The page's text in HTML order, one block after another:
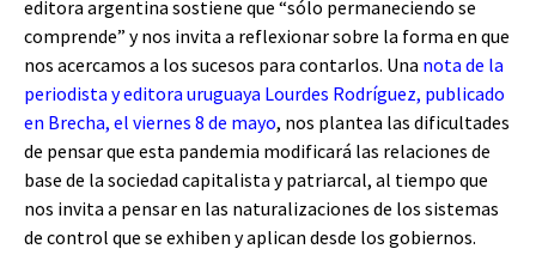
editora argentina sostiene que “sólo permaneciendo se
comprende” y nos invita a reflexionar sobre la forma en que
nos acercamos a los sucesos para contarlos. Una nota de la
periodista y editora uruguaya Lourdes Rodríguez, publicado
en Brecha, el viernes 8 de mayo, nos plantea las dificultades
de pensar que esta pandemia modificará las relaciones de
base de la sociedad capitalista y patriarcal, al tiempo que
nos invita a pensar en las naturalizaciones de los sistemas
de control que se exhiben y aplican desde los gobiernos.